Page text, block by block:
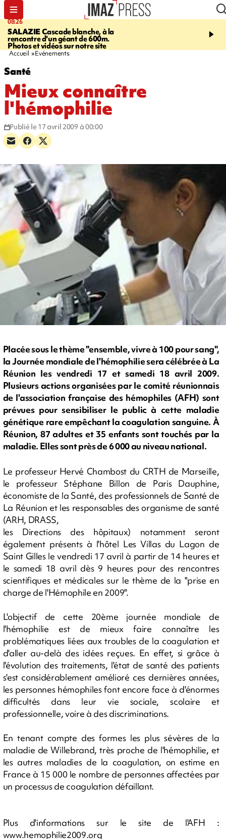
08:26
SALAZIECascade blanche, à la
rencontre d'un géant de 600m.
Photos et vidéos sur notre site
12:10
La karavane
débarque dans les
Accueil Evénements
Santé
Mieux connaître
l'hémophilie
Publié le 17 avril 2009 à 00:00
Placée sous le thème "ensemble, vivre à 100 pour sang",
la Journée mondiale de l'hémophilie sera célébrée à La
Réunion les vendredi 17 et samedi 18 avril 2009.
Plusieurs actions organisées par le comité réunionnais
de l'association française des hémophiles (AFH) sont
prévues pour sensibiliser le public à cette maladie
génétique rare empêchant la coagulation sanguine. À
Réunion, 87 adultes et 35 enfants sont touchés par la
maladie. Elles sont près de 6 000 au niveau national.
Le professeur Hervé Chambost du CRTH de Marseille,
le professeur Stéphane Billon de Paris Dauphine,
économiste de la Santé, des professionnels de Santé de
La Réunion et les responsables des organisme de santé
(ARH, DRASS,
les Directions des hôpitaux) notamment seront
également présents à l'hôtel Les Villas du Lagon de
Saint Gilles le vendredi 17 avril à partir de 14 heures et
le samedi 18 avril dès 9 heures pour des rencontres
scientifiques et médicales sur le thème de la "prise en
charge de l'Hémophile en 2009".
L'objectif de cette 20ème journée mondiale de
l'hémophilie est de mieux faire connaître les
problématiques liées aux troubles de la coagulation et
d'aller au-delà des idées reçues. En effet, si grâce à
l'évolution des traitements, l'état de santé des patients
s'est considérablement amélioré ces dernières années,
les personnes hémophiles font encore face à d'énormes
difficultés dans leur vie sociale, scolaire et
professionnelle, voire à des discriminations.
En tenant compte des formes les plus sévères de la
maladie de Willebrand, très proche de l'hémophilie, et
les autres maladies de la coagulation, on estime en
France à 15 000 le nombre de personnes affectées par
un processus de coagulation défaillant.
Plus d'informations sur le site de l'AFH :
www.hemophilie2009.org